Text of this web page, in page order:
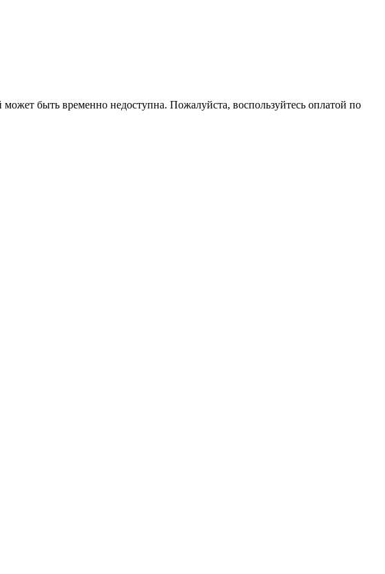
быть временно недоступна. Пожалуйста, воспользуйтесь оплатой по